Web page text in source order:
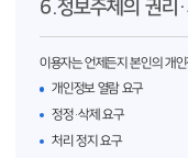
6.정보주체의 권리
이용자는 언제든지 본인의 개
개인정보 열람 요구
정정·삭제 요구
처리 정지 요구